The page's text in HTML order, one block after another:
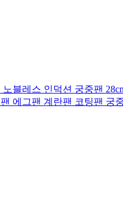
블레스 인덕션 궁중팬
에그팬 계란팬 코팅팬 궁